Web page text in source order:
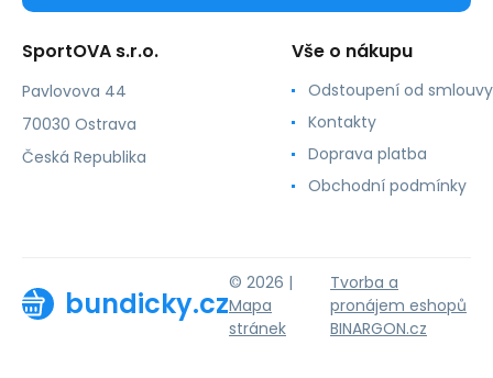
SportOVA s.r.o.
Pavlovova 44
70030 Ostrava
Česká Republika
Vše o nákupu
Odstoupení od smlouvy
Kontakty
Doprava platba
Obchodní podmínky
bundicky.cz
© 2026 |
Mapa
stránek
Tvorba a
pronájem eshopů
BINARGON.cz